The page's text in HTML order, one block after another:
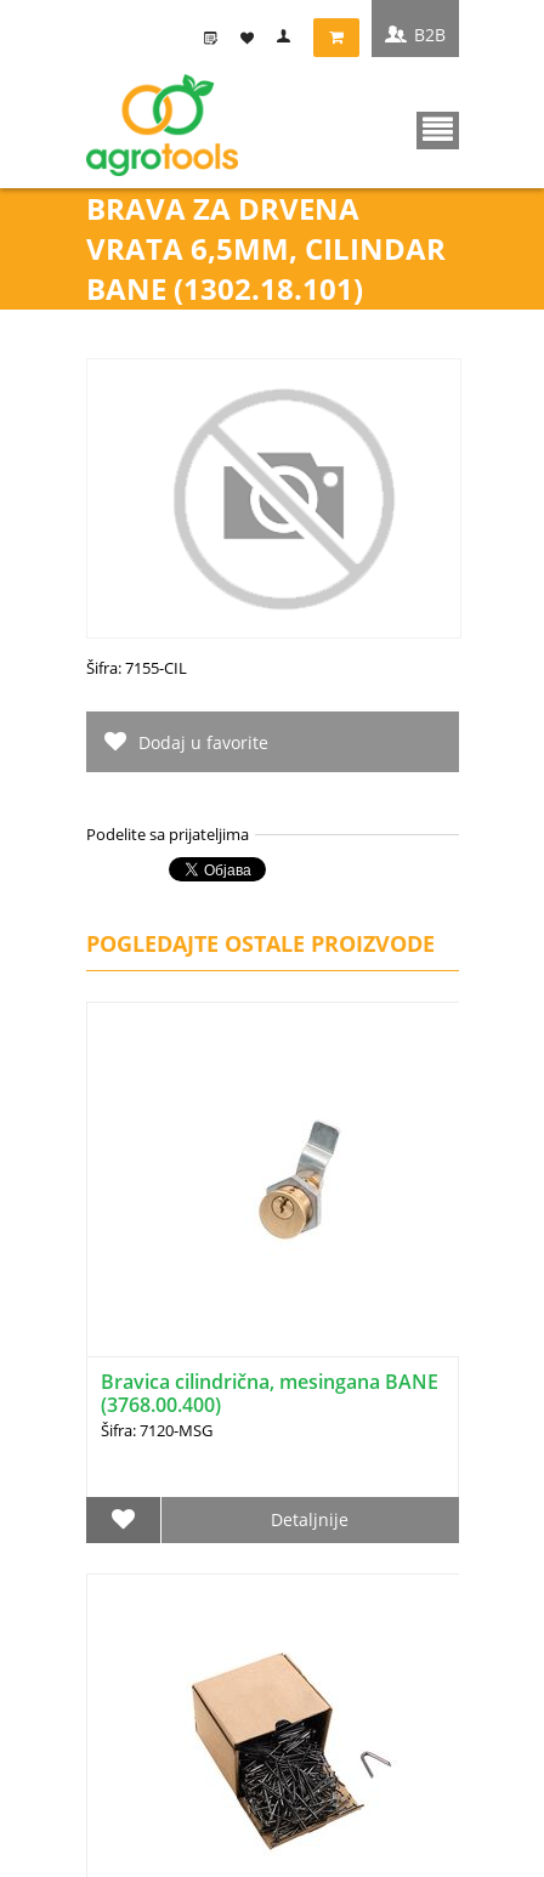
BRAVA ZA DRVENA
VRATA 6,5MM, CILINDAR
BANE (1302.18.101)
B2B
Šifra: 7155-CIL
Dodaj u favorite
Podelite sa prijateljima
POGLEDAJTE OSTALE PROIZVODE
Bravica cilindrična, mesingana BANE
(3768.00.400)
Šifra: 7120-MSG
Detaljnije